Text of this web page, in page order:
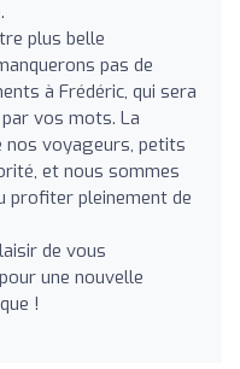
plus belle
pas de
à Frédéric, qui sera
vos mots. La
nos voyageurs, petits
et nous sommes
profiter pleinement de
de vous
une nouvelle
!